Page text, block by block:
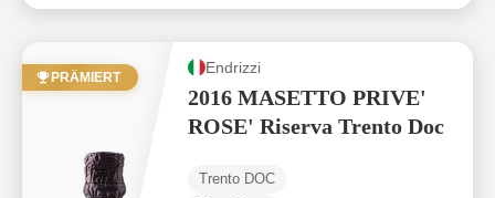
PRÄMIERT
Endrizzi
2016 MASETTO PRIVE'
ROSE' Riserva Trento Doc
Trento DOC